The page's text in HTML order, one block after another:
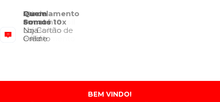
Quem
Somos
Loja
Online
BEM VINDO!